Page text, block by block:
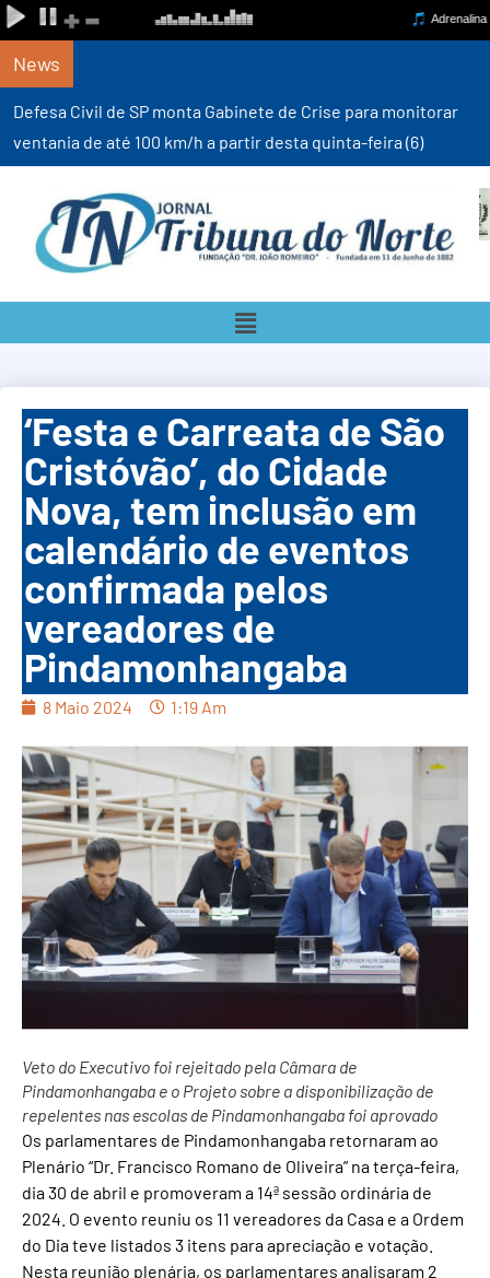
News
Defesa Civil de SP monta Gabinete de Crise para monitorar
ventania de até 100 km/h a partir desta quinta-feira (6)
‘Festa e Carreata de São
Cristóvão’, do Cidade
Nova, tem inclusão em
calendário de eventos
confirmada pelos
vereadores de
Pindamonhangaba
8 Maio 2024 1:19 Am
Veto do Executivo foi rejeitado pela Câmara de
Pindamonhangaba e o Projeto sobre a disponibilização de
repelentes nas escolas de Pindamonhangaba foi aprovado
Os parlamentares de Pindamonhangaba retornaram ao
Plenário “Dr. Francisco Romano de Oliveira” na terça-feira,
dia 30 de abril e promoveram a 14ª sessão ordinária de
2024. O evento reuniu os 11 vereadores da Casa e a Ordem
do Dia teve listados 3 itens para apreciação e votação.
Nesta reunião plenária, os parlamentares analisaram 2